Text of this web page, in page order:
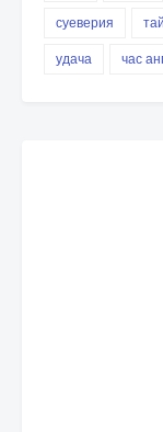
суеверия
удача
час